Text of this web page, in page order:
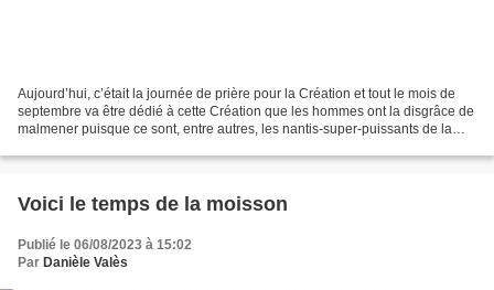
Aujourd’hui, c’était la journée de prière pour la Création et tout le mois de
septembre va être dédié à cette Création que les hommes ont la disgrâce de
malmener puisque ce sont, entre autres, les nantis-super-puissants de la
Voici le temps de la moisson
Publié le 06/08/2023 à 15:02
Par Danièle Valès